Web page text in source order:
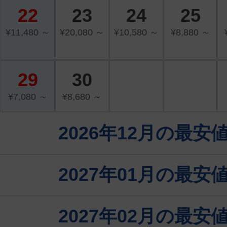
22
¥11,480 ～
23
¥20,080 ～
24
¥10,580 ～
25
¥8,880 ～
29
¥7,080 ～
30
¥8,680 ～
2026年12月の最安
2027年01月の最安
2027年02月の最安